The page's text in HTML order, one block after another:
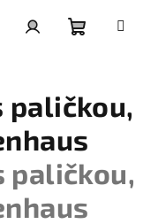
košík
paličkou,
paličkou,